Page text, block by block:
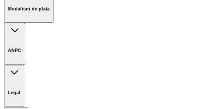
Retur
Modalitati de plata
ANPC
Legal